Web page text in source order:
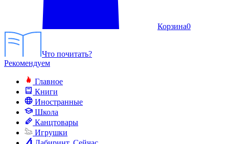
Корзина0
Что почитать?
Рекомендуем
Главное
Книги
Иностранные
Школа
Канцтовары
Игрушки